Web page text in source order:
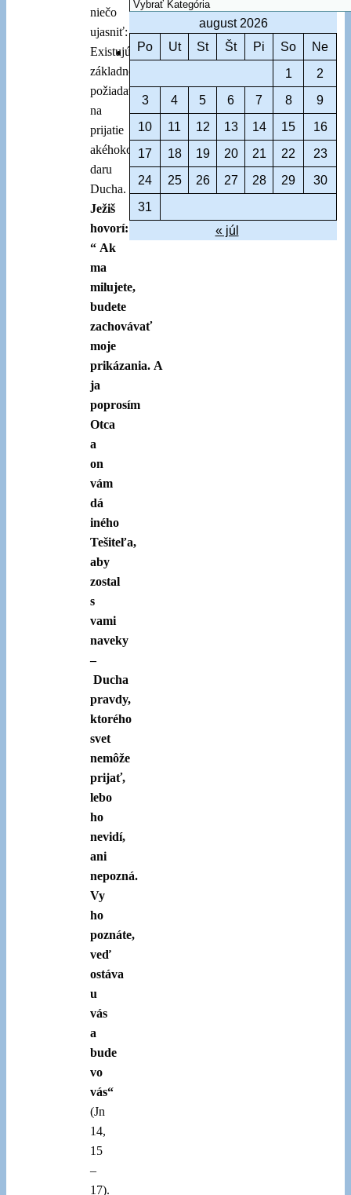
niečo
ujasniť:
Existujú
základné
požiadavky
na
prijatie
akéhokoľvek
daru
Ducha.
Ježiš
hovorí:
“ Ak
ma
milujete,
budete
zachovávať
moje
prikázania. A
ja
poprosím
Otca
a
on
vám
dá
iného
Tešiteľa,
aby
zostal
s
vami
naveky
–
Ducha
pravdy,
ktorého
svet
nemôže
prijať,
lebo
ho
nevidí,
ani
nepozná.
Vy
ho
poznáte,
veď
ostáva
u
vás
a
bude
vo
vás“
(Jn
14,
15
–
17).
august 2026
Po
Ut St Št Pi So
Ne
1
2
3
4 5 6 7 8
9
10
11 12 13 14 15
16
17
18 19 20 21 22
23
24
25 26 27 28 29
30
31
« júl